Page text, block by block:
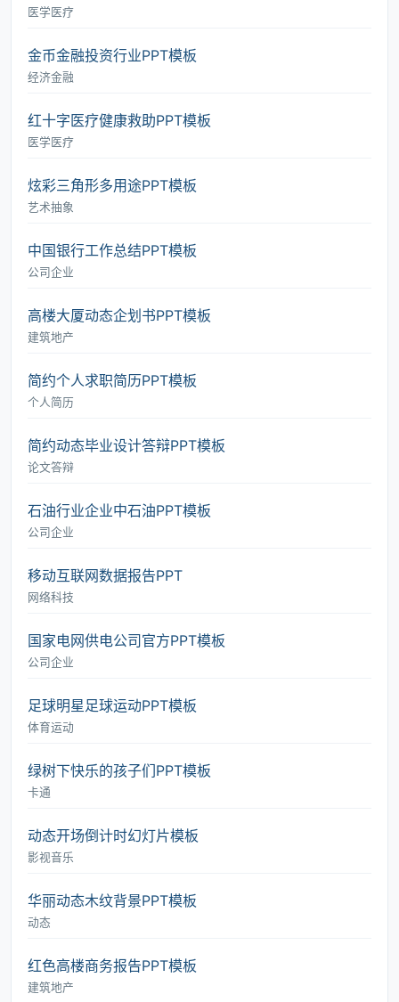
医学医疗
金币金融投资行业PPT模板
经济金融
红十字医疗健康救助PPT模板
医学医疗
炫彩三角形多用途PPT模板
艺术抽象
中国银行工作总结PPT模板
公司企业
高楼大厦动态企划书PPT模板
建筑地产
简约个人求职简历PPT模板
个人简历
简约动态毕业设计答辩PPT模板
论文答辩
石油行业企业中石油PPT模板
公司企业
移动互联网数据报告PPT
网络科技
国家电网供电公司官方PPT模板
公司企业
足球明星足球运动PPT模板
体育运动
绿树下快乐的孩子们PPT模板
卡通
动态开场倒计时幻灯片模板
影视音乐
华丽动态木纹背景PPT模板
动态
红色高楼商务报告PPT模板
建筑地产